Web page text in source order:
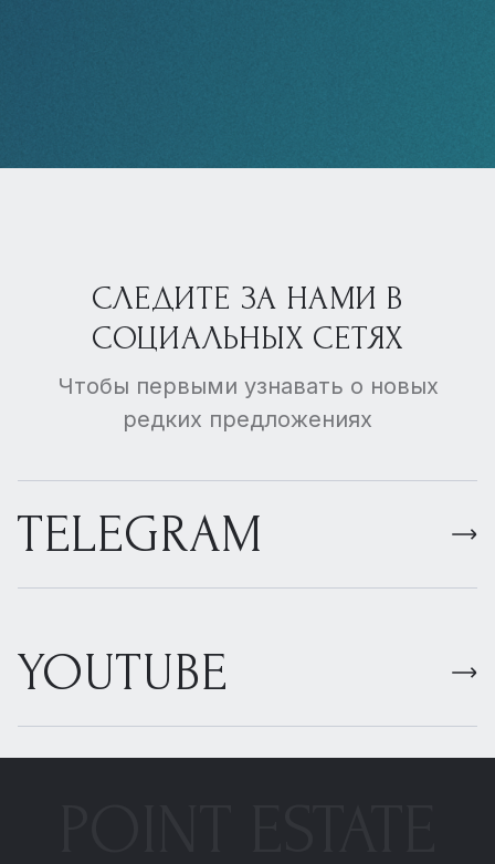
СЛЕДИТЕ ЗА НАМИ В
СОЦИАЛЬНЫХ СЕТЯХ
Чтобы первыми узнавать о новых
редких предложениях
TELEGRAM
YOUTUBE